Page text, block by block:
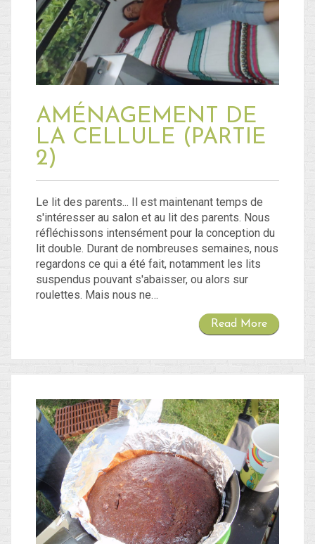
Blog
Non classé
Connexion
Flux des publications
Flux des commentaires
Site de WordPress-FR
AMÉNAGEMENT DE
LA CELLULE (PARTIE
2)
Le lit des parents... Il est maintenant temps de
s'intéresser au salon et au lit des parents. Nous
réfléchissons intensément pour la conception du
lit double. Durant de nombreuses semaines, nous
regardons ce qui a été fait, notamment les lits
suspendus pouvant s'abaisser, ou alors sur
roulettes. Mais nous ne…
Read More